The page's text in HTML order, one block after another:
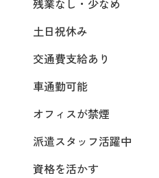
残業なし・少なめ
土日祝休み
交通費支給あり
車通勤可能
オフィスが禁煙
派遣スタッフ活躍中
資格を活かす